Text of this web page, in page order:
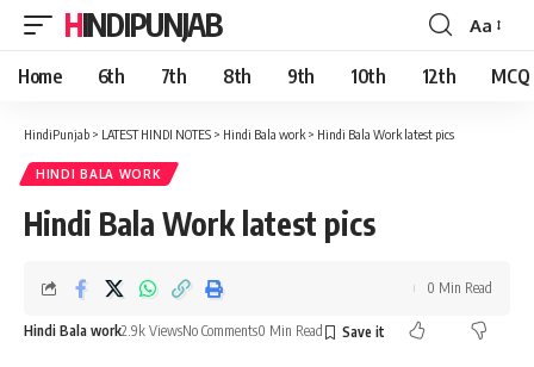
HINDIPUNJAB
Font
Resizer
Aa
Home 6th 7th 8th 9th 10th 12th MCQ
HindiPunjab > LATEST HINDI NOTES > Hindi Bala work > Hindi Bala Work latest pics
HINDI BALA WORK
Hindi Bala Work latest pics
Hindi Bala work2.9k ViewsNo Comments0 Min Read
0 Min Read